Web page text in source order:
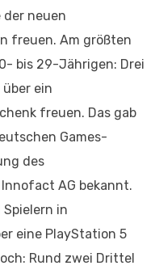
der neuen
freuen. Am größten
bis 29-Jährigen: Drei
ein
freuen. Das gab
Games-
des
AG bekannt.
in
eine PlayStation 5
Rund zwei Drittel